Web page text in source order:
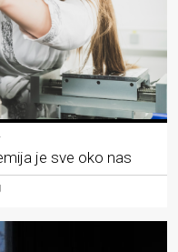
je sve oko nas